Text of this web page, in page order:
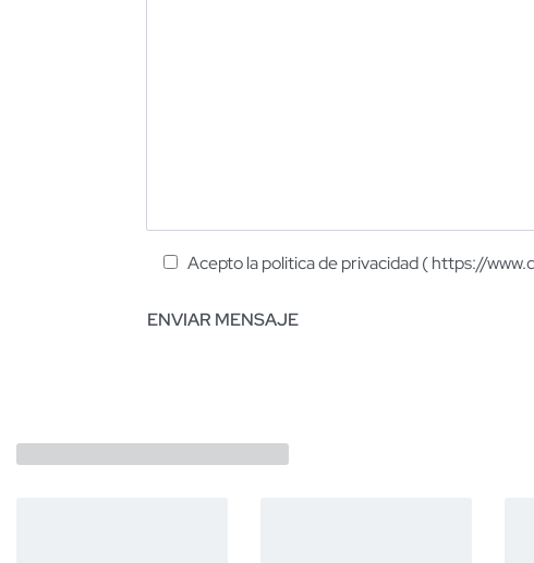
Acepto la politica de privacidad ( https://